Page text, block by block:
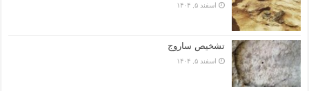
اسفند ۵, ۱۴۰۴
تشخیص ساروج
اسفند ۵, ۱۴۰۴